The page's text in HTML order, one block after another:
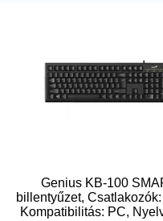
Genius KB-100
billentyűzet,
Kompatibilitás: PC,